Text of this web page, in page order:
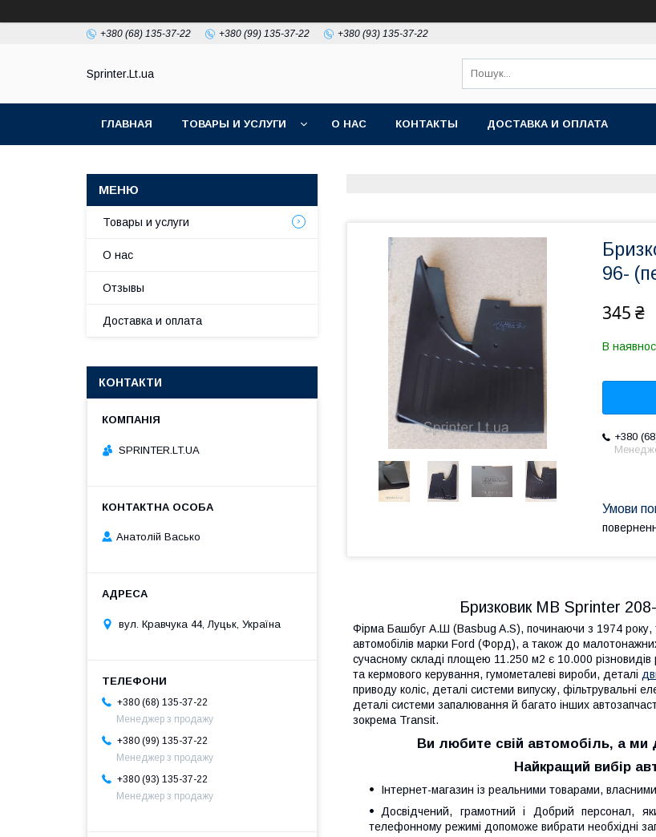
+380 (68) 135-37-22 +380 (99) 135-37-22 +380 (93) 135-37-22
Sprinter.Lt.ua
ГЛАВНАЯ ТОВАРЫ И УСЛУГИ О НАС КОНТАКТЫ ДОСТАВКА И ОПЛАТА
96-
345 ₴
В
+380
Бризковик MB Sprinter
Фірма Башбуг А.Ш (Basbug A.S), починаючи з 1974 року,
автомобілів марки Ford (Форд), а також до
сучасному складі площею 11.250 м2 є 10.000 різновидів
та кермового керування, гумометалеві вироби, деталі
приводу коліс, деталі системи випуску, фільтрувальні
деталі системи запалювання й багато інших
зокрема Transit.
Ви любите свій автомобіль, а
Найкращий вибір
Інтернет-магазин із реальними товарами,
Досвідчений, грамотний і Добрий персонал,
телефонному режимі допоможе вибрати необхідні
Товары и услуги
О нас
Отзывы
Доставка и оплата
КОНТАКТИ
SPRINTER.LT.UA
Анатолій Васько
вул. Кравчука 44, Луцьк, Україна
+380 (68) 135-37-22
Менеджер з продажу
+380 (99) 135-37-22
Менеджер з продажу
+380 (93) 135-37-22
Менеджер з продажу